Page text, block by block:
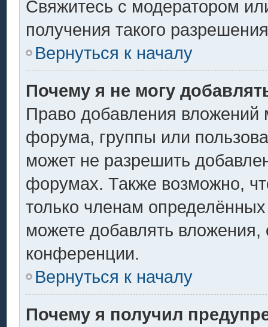
Свяжитесь с модератором
получения такого
Вернуться к началу
Почему я не могу
Право добавления вложений
форума, группы или
может не разрешить
форумах. Также возможно,
только членам
можете добавлять
конференции.
Вернуться к началу
Почему я получил